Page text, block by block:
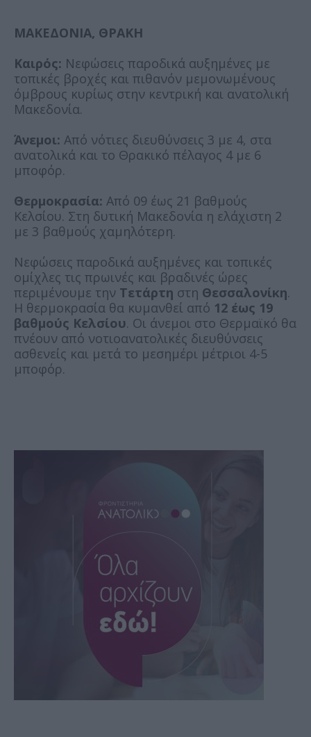
ΜΑΚΕΔΟΝΙΑ, ΘΡΑΚΗ
Καιρός: Νεφώσεις παροδικά αυξημένες με
τοπικές βροχές και πιθανόν μεμονωμένους
όμβρους κυρίως στην κεντρική και ανατολική
Μακεδονία.
Άνεμοι: Από νότιες διευθύνσεις 3 με 4, στα
ανατολικά και το Θρακικό πέλαγος 4 με 6
μποφόρ.
Θερμοκρασία: Από 09 έως 21 βαθμούς
Κελσίου. Στη δυτική Μακεδονία η ελάχιστη 2
με 3 βαθμούς χαμηλότερη.
Νεφώσεις παροδικά αυξημένες και τοπικές
ομίχλες τις πρωινές και βραδινές ώρες
περιμένουμε την Τετάρτη στη Θεσσαλονίκη.
Η θερμοκρασία θα κυμανθεί από 12 έως 19
βαθμούς Κελσίου. Οι άνεμοι στο Θερμαϊκό θα
πνέουν από νοτιοανατολικές διευθύνσεις
ασθενείς και μετά το μεσημέρι μέτριοι 4-5
μποφόρ.